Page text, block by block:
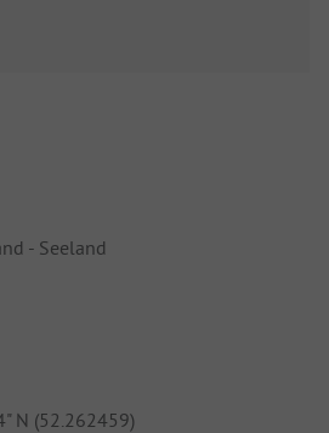
- Seeland
N (52.262459)